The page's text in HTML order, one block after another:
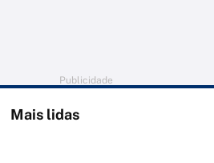
Publicidade
Mais lidas